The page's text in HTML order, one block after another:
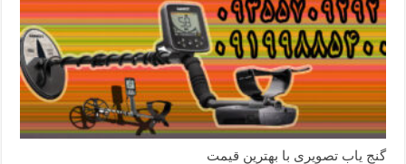
گنج یاب تصویری با بهترین قیمت